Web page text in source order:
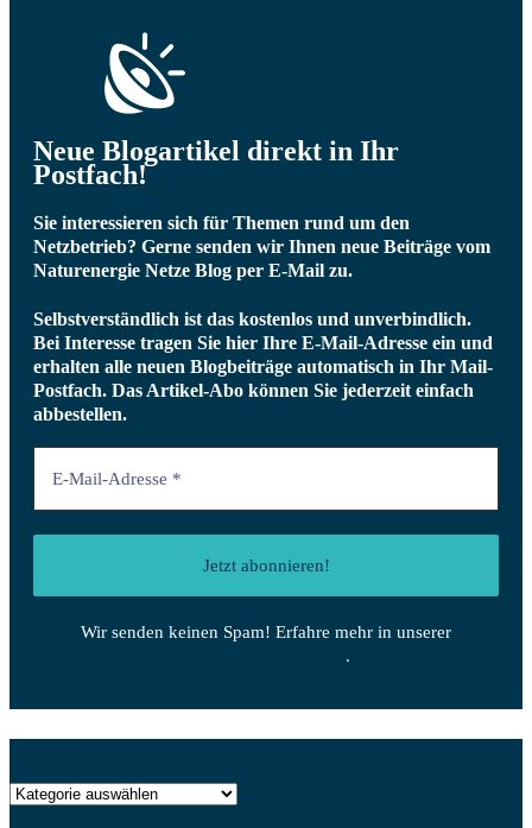
Neue Blogartikel direkt in Ihr
Postfach!
Sie interessieren sich für Themen rund um den
Netzbetrieb? Gerne senden wir Ihnen neue Beiträge vom
Naturenergie Netze Blog per E-Mail zu.
Selbstverständlich ist das kostenlos und unverbindlich.
Bei Interesse tragen Sie hier Ihre E-Mail-Adresse ein und
erhalten alle neuen Blogbeiträge automatisch in Ihr Mail-
Postfach. Das Artikel-Abo können Sie jederzeit einfach
abbestellen.
Wir senden keinen Spam! Erfahre mehr in unserer
.
Kategorien